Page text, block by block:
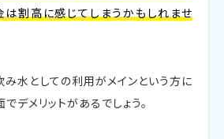
割高に感じてしまうかもしれませ
み水としての利用がメインという方に
デメリットがあるでしょう。